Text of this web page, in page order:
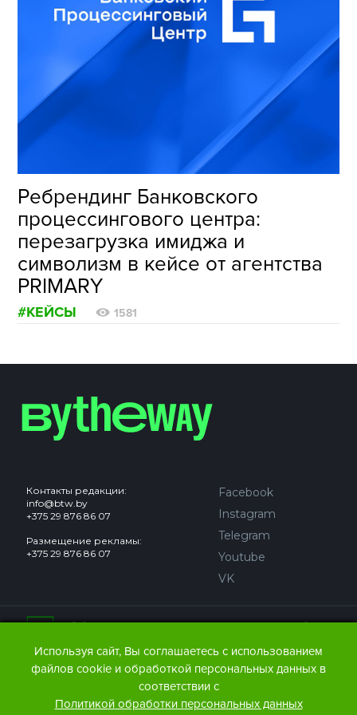
Ребрендинг Банковского
процессингового центра:
перезагрузка имиджа и
символизм в кейсе от агентства
PRIMARY
#КЕЙСЫ 1581
Контакты редакции:
info@btw.by
+375 29 876 86 07
Размещение рекламы:
+375 29 876 86 07
Facebook
Instagram
Telegram
Youtube
VK
Сайт может содержать контент, не предназначенный для
© 2016 – 2026 ООО
материалов The Bytheway ссылка
ФОТОГРАФИЯ
РЕКЛАМА
Используя сайт, Вы соглашаетесь с использованием
файлов cookie и обработкой персональных данных в
соответствии с
Политикой обработки персональных данных